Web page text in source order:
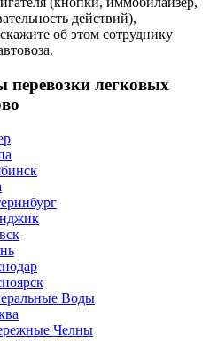
действий),
об этом сотруднику
легковых
Воды
Челны